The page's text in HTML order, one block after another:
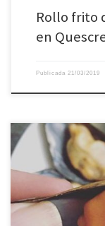
Rollo frito
en
Publicada 21/03/2019
Este año he debido
de una de mis cosas